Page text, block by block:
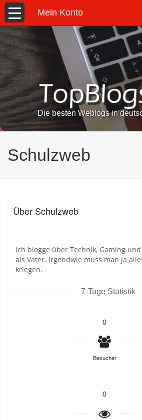
Mein Konto
Die besten Weblogs in
Schulzweb
Über Schulzweb
Ich blogge über Technik, Gaming
als Vater. Irgendwie muss man ja
kriegen.
7-Tage Statistik
0
Besucher
0